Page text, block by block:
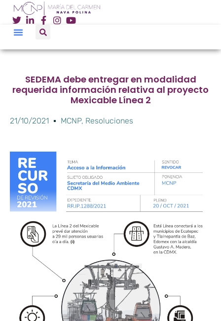
SEDEMA debe entregar en modalidad
requerida información relativa al proyecto
Mexicable Línea 2
21/10/2021 MCNP, Resoluciones